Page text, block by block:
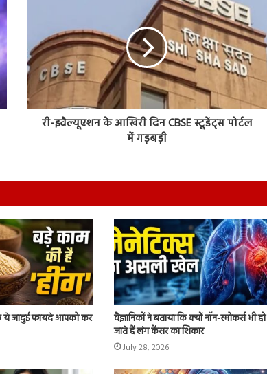
री-इवैल्यूएशन के आखिरी दिन CBSE स्टूडेंट्स पोर्टल
में गड़बड़ी
ये जादुई फायदे आपको कर
वैज्ञानिकों ने बताया कि क्यों नॉन-स्मोकर्स भी हो
जाते हैं लंग कैंसर का शिकार
July 28, 2026